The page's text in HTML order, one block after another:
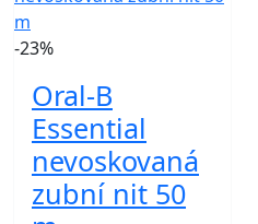
-23%
Oral-B
Essential
nevoskovaná
zubní nit 50